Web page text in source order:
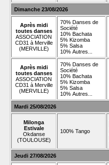
Dimanche 23/08/2026
Après midi
toutes danses
ASSOCIATION
CD31 à Merville
(MERVILLE)
70% Danses de
Société
10% Bachata
5% Kizomba
5% Salsa
10% Autres...
Après midi
toutes danses
ASSOCIATION
CD31 à Merville
(MERVILLE)
70% Danses de
Société
10% Bachata
5% Kizomba
5% Salsa
10% Autres...
Mardi 25/08/2026
Milonga
Estivale
Okdanse
(TOULOUSE)
100% Tango
Jeudi 27/08/2026